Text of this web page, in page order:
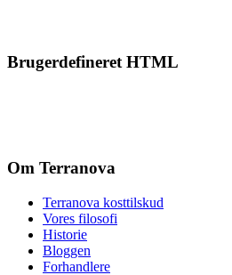
Brugerdefineret HTML
Om Terranova
Terranova kosttilskud
Vores filosofi
Historie
Bloggen
Forhandlere